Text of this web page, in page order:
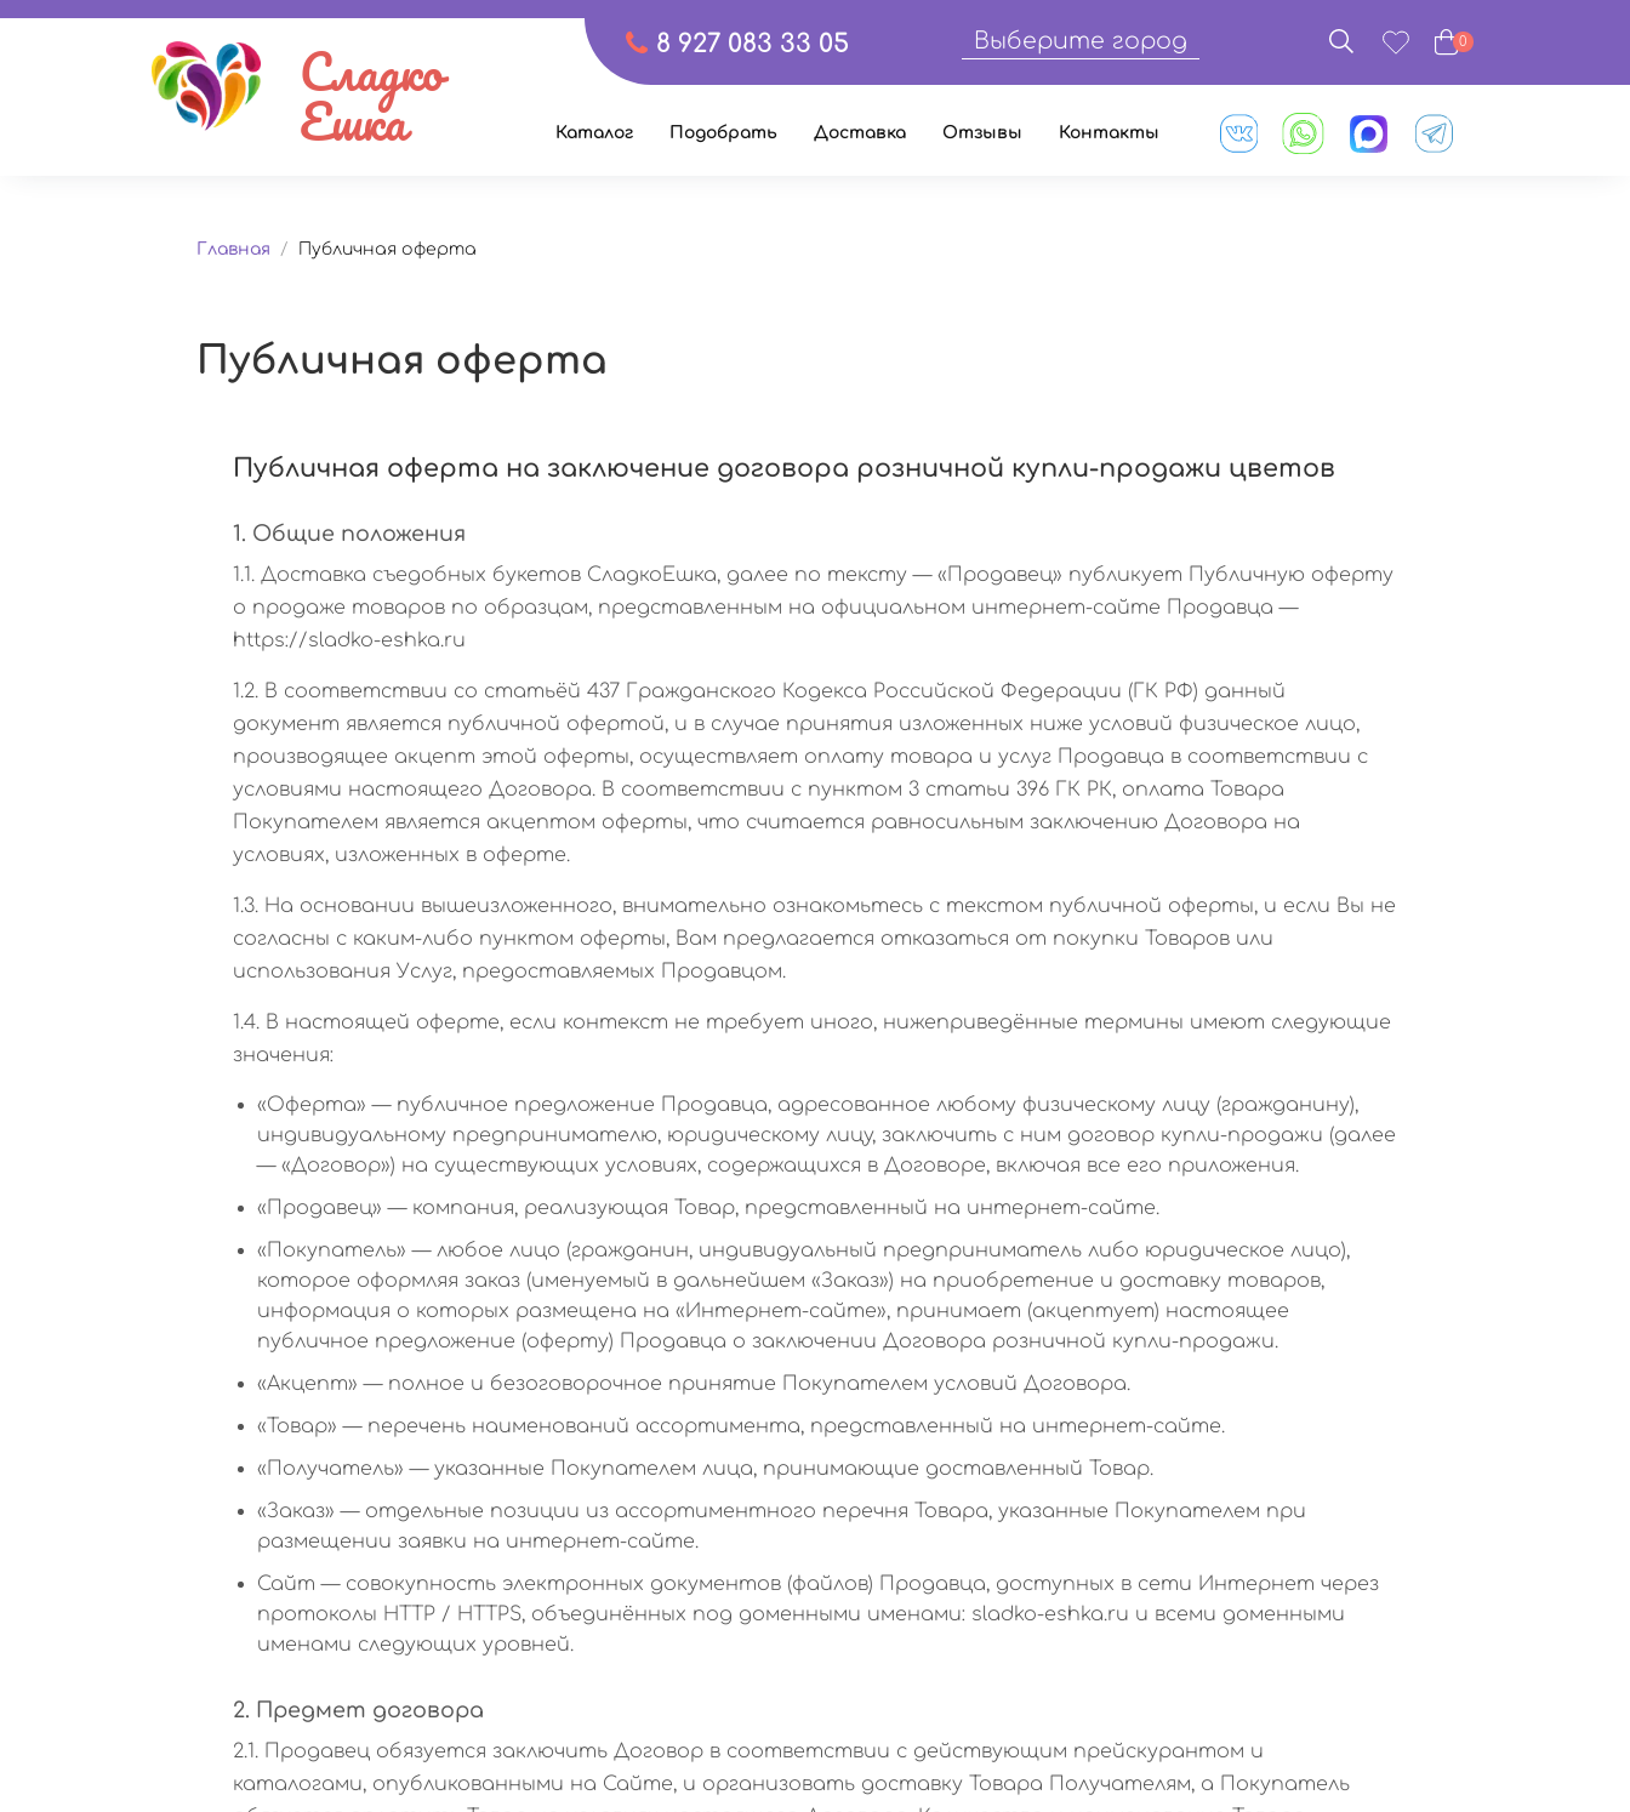
8 927 083 33 05 Выберите город 0
Сладко
Ешка Каталог Подобрать Доставка Отзывы Контакты
Главная / Публичная оферта
Публичная оферта
Публичная оферта на заключение договора розничной купли-продажи цветов
1. Общие положения
1.1. Доставка съедобных букетов СладкоЕшка, далее по тексту — «Продавец» публикует Публичную оферту
о продаже товаров по образцам, представленным на официальном интернет-сайте Продавца —
https://sladko-eshka.ru
1.2. В соответствии со статьёй 437 Гражданского Кодекса Российской Федерации (ГК РФ) данный
документ является публичной офертой, и в случае принятия изложенных ниже условий физическое лицо,
производящее акцепт этой оферты, осуществляет оплату товара и услуг Продавца в соответствии с
условиями настоящего Договора. В соответствии с пунктом 3 статьи 396 ГК РК, оплата Товара
Покупателем является акцептом оферты, что считается равносильным заключению Договора на
условиях, изложенных в оферте.
1.3. На основании вышеизложенного, внимательно ознакомьтесь с текстом публичной оферты, и если Вы не
согласны с каким-либо пунктом оферты, Вам предлагается отказаться от покупки Товаров или
использования Услуг, предоставляемых Продавцом.
1.4. В настоящей оферте, если контекст не требует иного, нижеприведённые термины имеют следующие
значения:
«Оферта» — публичное предложение Продавца, адресованное любому физическому лицу (гражданину),
индивидуальному предпринимателю, юридическому лицу, заключить с ним договор купли-продажи (далее
— «Договор») на существующих условиях, содержащихся в Договоре, включая все его приложения.
«Продавец» — компания, реализующая Товар, представленный на интернет-сайте.
«Покупатель» — любое лицо (гражданин, индивидуальный предприниматель либо юридическое лицо),
которое оформляя заказ (именуемый в дальнейшем «Заказ») на приобретение и доставку товаров,
информация о которых размещена на «Интернет-сайте», принимает (акцептует) настоящее
публичное предложение (оферту) Продавца о заключении Договора розничной купли-продажи.
«Акцепт» — полное и безоговорочное принятие Покупателем условий Договора.
«Товар» — перечень наименований ассортимента, представленный на интернет-сайте.
«Получатель» — указанные Покупателем лица, принимающие доставленный Товар.
«Заказ» — отдельные позиции из ассортиментного перечня Товара, указанные Покупателем при
размещении заявки на интернет-сайте.
Сайт — совокупность электронных документов (файлов) Продавца, доступных в сети Интернет через
протоколы HTTP / HTTPS, объединённых под доменными именами: sladko-eshka.ru и всеми доменными
именами следующих уровней.
2. Предмет договора
2.1. Продавец обязуется заключить Договор в соответствии с действующим прейскурантом и
каталогами, опубликованными на Сайте, и организовать доставку Товара Получателям, а Покупатель